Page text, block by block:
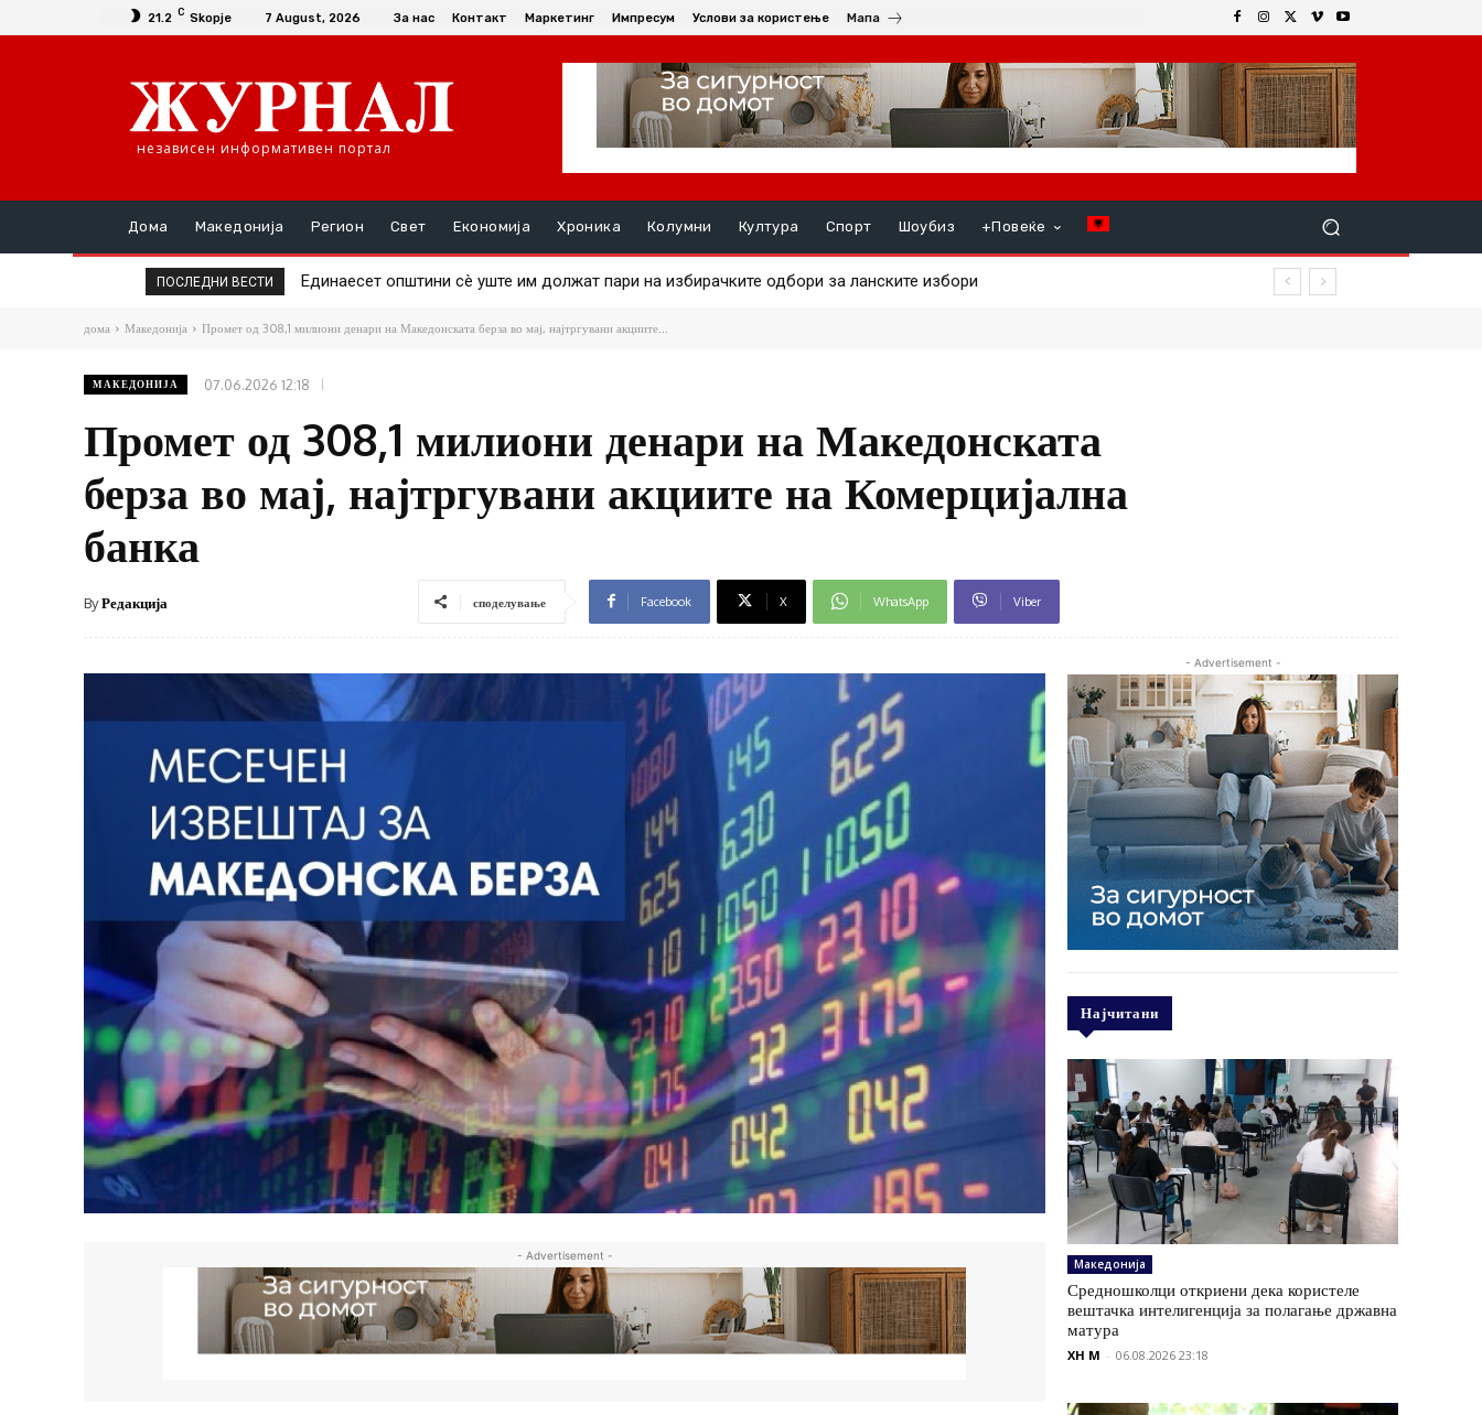
21.2 C Skopje 7 August, 2026 За нас Контакт Маркетинг Импресум Услови за користење Мапа
независен информативен портал
Дома Македонија Регион Свет Економија Хроника Колумни Култура Спорт Шоубиз +Повеќе
ПОСЛЕДНИ ВЕСТИ Единаесет општини сè уште им должат пари на избирачките одбори за ланските избори
Повторно скок на цената на златото
дома Македонија Промет од 308,1 милиони денари на Македонската берза во мај, најтргувани акциите...
МАКЕДОНИЈА 07.06.2026 12:18
Промет од 308,1 милиони денари на Македонската
берза во мај, најтргувани акциите на Комерцијална
банка
ByРедакција споделување Facebook X WhatsApp Viber
- Advertisement -
- Advertisement -
Најчитани
Македонија
Средношколци откриени дека користеле
вештачка интелигенција за полагање државна
матура
XH M - 06.08.2026 23:18